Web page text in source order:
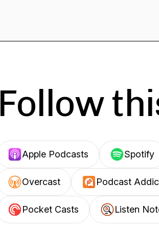
Follow
Apple Podcasts Spotify
Overcast Podcast
Pocket Casts Listen